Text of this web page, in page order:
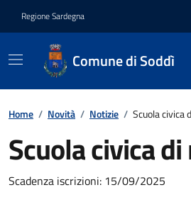
Regione Sardegna
Comune di Soddì
Home / Novità / Notizie / Scuola civica
Scuola civica
Scadenza iscrizioni: 15/09/2025